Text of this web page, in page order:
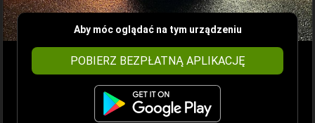
Aby móc oglądać na tym urządzeniu
POBIERZ BEZPŁATNĄ APLIKACJĘ